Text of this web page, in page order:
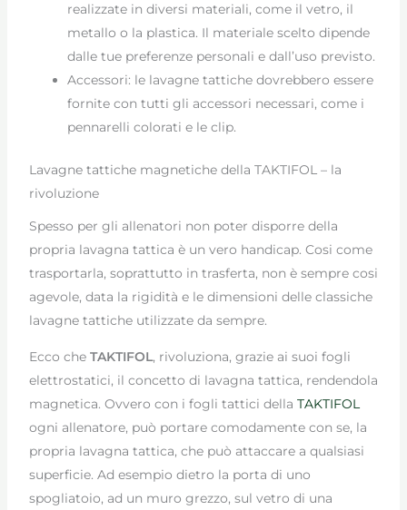
realizzate in diversi materiali, come il vetro, il
metallo o la plastica. Il materiale scelto dipende
dalle tue preferenze personali e dall’uso previsto.
Accessori: le lavagne tattiche dovrebbero essere
fornite con tutti gli accessori necessari, come i
pennarelli colorati e le clip.
Lavagne tattiche magnetiche della TAKTIFOL – la
rivoluzione
Spesso per gli allenatori non poter disporre della
propria lavagna tattica è un vero handicap. Cosi come
trasportarla, soprattutto in trasferta, non è sempre cosi
agevole, data la rigidità e le dimensioni delle classiche
lavagne tattiche utilizzate da sempre.
Ecco che TAKTIFOL, rivoluziona, grazie ai suoi fogli
elettrostatici, il concetto di lavagna tattica, rendendola
magnetica. Ovvero con i fogli tattici della TAKTIFOL
ogni allenatore, può portare comodamente con se, la
propria lavagna tattica, che può attaccare a qualsiasi
superficie. Ad esempio dietro la porta di uno
spogliatoio, ad un muro grezzo, sul vetro di una